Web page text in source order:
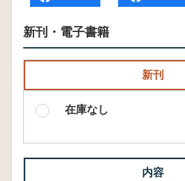
新刊・電子書籍
新刊
在庫なし
内容